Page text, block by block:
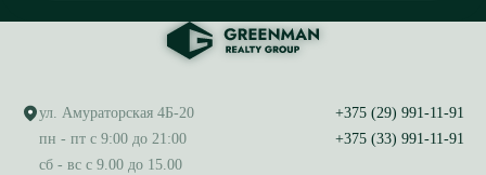
ул. Амураторская 4Б-20
пн - пт с 9:00 до 21:00
сб - вс с 9.00 до 15.00
+375 (29) 991-11-91
+375 (33) 991-11-91